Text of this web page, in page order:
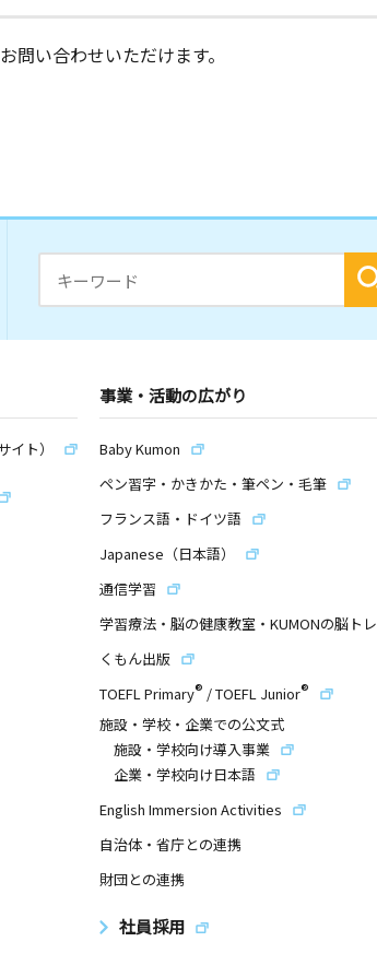
い合わせいただけます。
ト）
事業・活動の広がり
Baby Kumon
ペン習字・かきかた・筆ペン・毛筆
フランス語・ドイツ語
Japanese（日本語）
通信学習
学習療法・脳の健康教室・KUMONの脳トレ
くもん出版
TOEFL Primary® /TOEFL Junior®
施設・学校・企業での公文式
施設・学校向け導入事業
企業・学校向け日本語
English Immersion Activities
自治体・省庁との連携
財団との連携
社員採用